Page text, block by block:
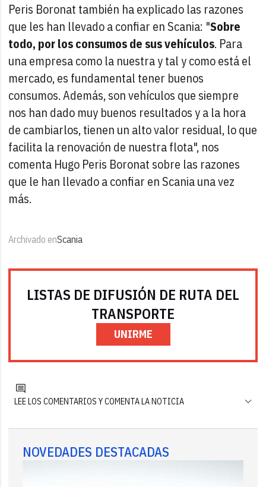
Peris Boronat también ha explicado las razones
que les han llevado a confiar en Scania: "Sobre
todo, por los consumos de sus vehículos. Para
una empresa como la nuestra y tal y como está el
mercado, es fundamental tener buenos
consumos. Además, son vehículos que siempre
nos han dado muy buenos resultados y a la hora
de cambiarlos, tienen un alto valor residual, lo que
facilita la renovación de nuestra flota", nos
comenta Hugo Peris Boronat sobre las razones
que le han llevado a confiar en Scania una vez
más.
Archivado enScania
LISTAS DE DIFUSIÓN DE RUTA DEL
TRANSPORTE
UNIRME
LEE LOS COMENTARIOS Y COMENTA LA NOTICIA
NOVEDADES DESTACADAS